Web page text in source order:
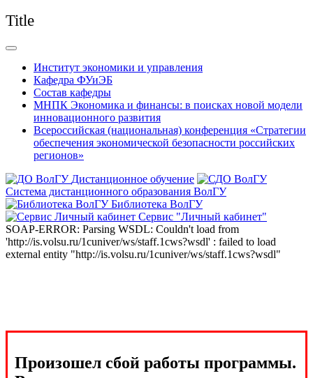
Title
Институт экономики и управления
Кафедра ФУиЭБ
Состав кафедры
МНПК Экономика и финансы: в поисках новой модели
инновационного развития
Всероссийская (национальная) конференция «Стратегии
обеспечения экономической безопасности российских
регионов»
Дистанционное обучение
Система дистанционного образования ВолГУ
Библиотека ВолГУ
Сервис "Личный кабинет"
SOAP-ERROR: Parsing WSDL: Couldn't load from
'http://is.volsu.ru/1cuniver/ws/staff.1cws?wsdl' : failed to load
external entity "http://is.volsu.ru/1cuniver/ws/staff.1cws?wsdl"
Произошел сбой работы программы.